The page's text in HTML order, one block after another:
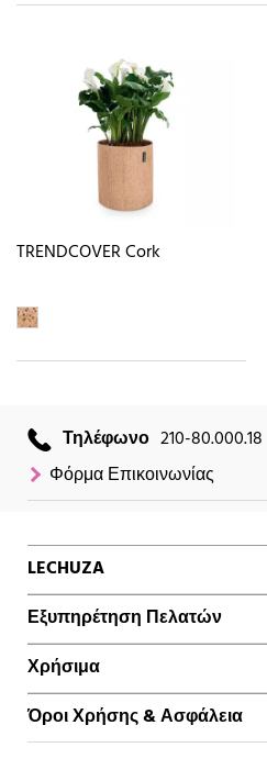
TRENDCOVER Cork
Τηλέφωνο 210-80.000.18
Φόρμα Επικοινωνίας
LECHUZA
Εξυπηρέτηση Πελατών
Χρήσιμα
Όροι Χρήσης & Ασφάλεια